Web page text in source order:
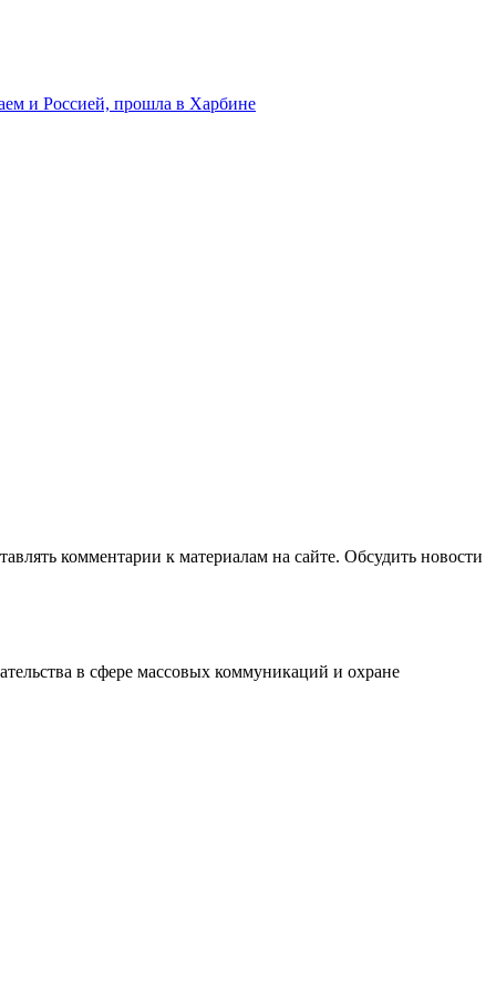
и Россией, прошла в Харбине
комментарии к материалам на сайте. Обсудить новости
в сфере массовых коммуникаций и охране